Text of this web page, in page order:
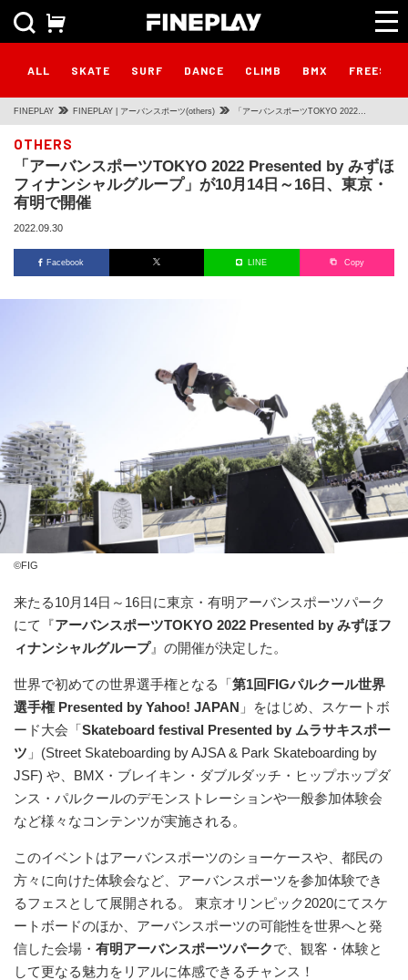
ALL SKATE SURF DANCE CLIMB BMX
FINEPLAY FINEPLAY | アーバンスポーツ(others) 「アーバンスポーツTOKYO 2022
プ」が10月14日～16日、東京・有明で開催
OTHERS
「アーバンスポーツTOKYO 2022 Presented by みずほ
フィナンシャルグループ」が10月14日～16日、東京・
有明で開催
2022.09.30
Facebook LINE Copy
©FIG
来たる10月14日～16日に東京・有明アーバンスポーツパーク
にて『アーバンスポーツTOKYO 2022 Presented by みずほフ
ィナンシャルグループ』の開催が決定した。
世界で初めての世界選手権となる「第1回FIGパルクール世界
選手権 Presented by Yahoo! JAPAN 」をはじめ、スケートボ
ード大会「Skateboard festival Presented by ムラサキスポー
ツ 」(Street Skateboarding by AJSA & Park Skateboarding by
JSF) や、BMX・ブレイキン・ダブルダッチ・ヒップホップダ
ンス・パルクールのデモンストレーションや一般参加体験会
など様々なコンテンツが実施される。
このイベントはアーバンスポーツのショーケースや、都民の
方々に向けた体験会など、アーバンスポーツを参加体験でき
るフェスとして展開される。 東京オリンピック2020にてスケ
ートボードのほか、アーバンスポーツの可能性を世界へと発
信した会場・ 有明アーバンスポーツパークで、観客・体験と
して更なる魅力をリアルに体感できるチャンス！